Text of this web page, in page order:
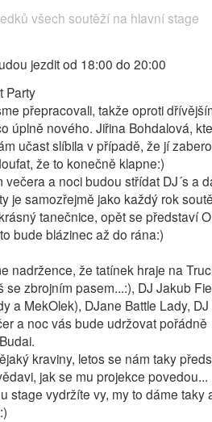
všech soutěží na hlavní stage
jezdit od 18:00 do 20:00
Party
přepracovali, takže oproti
úplně nového. Jiřina Bohdalová,
učast slíbila v případě, že jí
že to konečně klapne:)
a noci budou střídat DJ´s a
je samozřejmě jako každý rok
tanečnice, opět se představí
bude blázinec až do rána:)
nadržence, že tatínek hraje na
se zbrojním pasem...:), DJ Jakub
a MekOlek), DJane Battle Lady,
a noc vás bude udržovat pořádně
kraviny, letos se nám taky
jak se mu projekce povedou...
stage vydržíte vy, my to dáme taky